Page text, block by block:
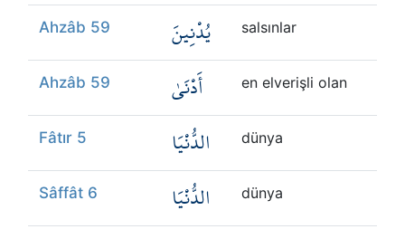
Ahzâb 59 يُدْنِينَ salsınlar
Ahzâb 59 أَدْنَىٰ en elverişli olan
Fâtır 5 الدُّنْيَا dünya
Sâffât 6 الدُّنْيَا dünya